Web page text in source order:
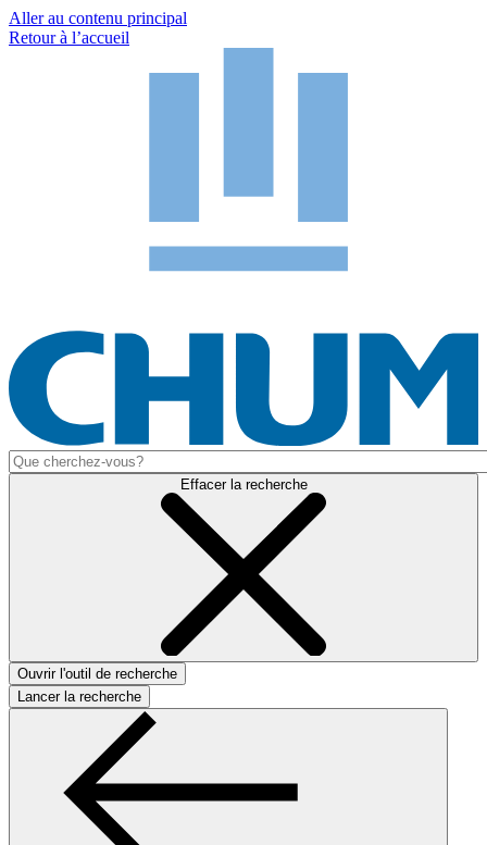
Aller au contenu principal
Retour à l’accueil
Effacer la recherche
Ouvrir l'outil de recherche
Lancer la recherche